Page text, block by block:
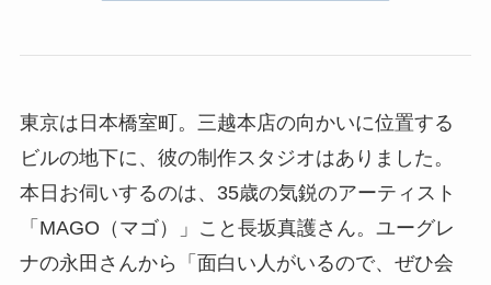
東京は日本橋室町。三越本店の向かいに位置する
ビルの地下に、彼の制作スタジオはありました。
本日お伺いするのは、35歳の気鋭のアーティスト
「MAGO（マゴ）」こと長坂真護さん。ユーグレ
ナの永田さんから「面白い人がいるので、ぜひ会